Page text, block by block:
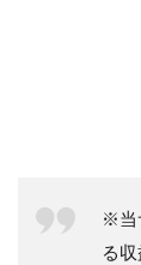
※当
る